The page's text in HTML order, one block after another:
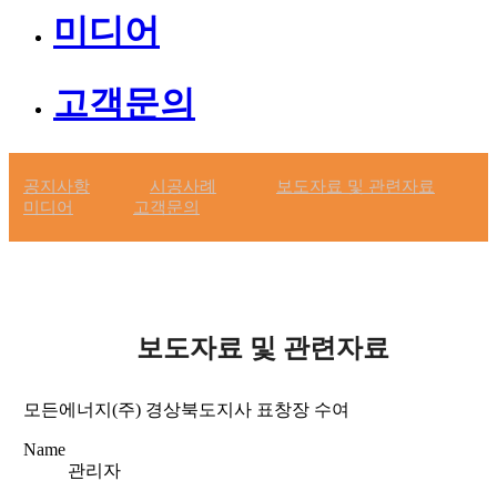
모든에너지
미디어
고객문의
공지사항 시공사례
보도자료 및 관련자료
미디어
고객문의
보도자료 및 관련자료
모든에너지(주) 경상북도지사 표창장 수여
Name
관리자